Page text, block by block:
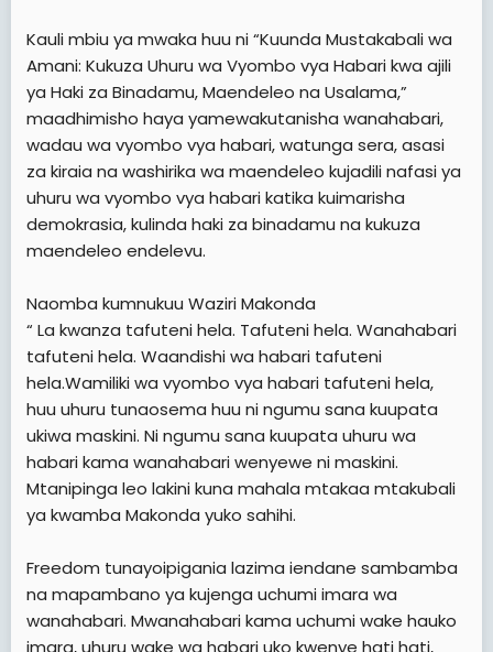
Kauli mbiu ya mwaka huu ni “Kuunda Mustakabali wa
Amani: Kukuza Uhuru wa Vyombo vya Habari kwa ajili
ya Haki za Binadamu, Maendeleo na Usalama,”
maadhimisho haya yamewakutanisha wanahabari,
wadau wa vyombo vya habari, watunga sera, asasi
za kiraia na washirika wa maendeleo kujadili nafasi ya
uhuru wa vyombo vya habari katika kuimarisha
demokrasia, kulinda haki za binadamu na kukuza
maendeleo endelevu.
Naomba kumnukuu Waziri Makonda
“ La kwanza tafuteni hela. Tafuteni hela. Wanahabari
tafuteni hela. Waandishi wa habari tafuteni
hela.Wamiliki wa vyombo vya habari tafuteni hela,
huu uhuru tunaosema huu ni ngumu sana kuupata
ukiwa maskini. Ni ngumu sana kuupata uhuru wa
habari kama wanahabari wenyewe ni maskini.
Mtanipinga leo lakini kuna mahala mtakaa mtakubali
ya kwamba Makonda yuko sahihi.
Freedom tunayoipigania lazima iendane sambamba
na mapambano ya kujenga uchumi imara wa
wanahabari. Mwanahabari kama uchumi wake hauko
imara, uhuru wake wa habari uko kwenye hati hati,